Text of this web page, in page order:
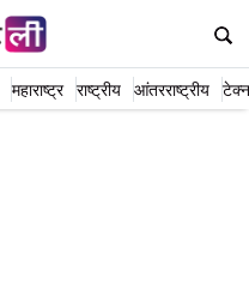
महाराष्ट्र राष्ट्रीय आंतरराष्ट्रीय